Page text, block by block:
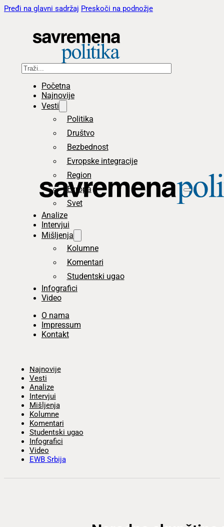
Pređi na glavni sadržaj Preskoči na podnožje
Pretraga
Početna
Najnovije
Vesti
Politika
Društvo
Bezbednost
Evropske integracije
Region
Evropa
Svet
Analize
Intervjui
Mišljenja
Kolumne
Komentari
Studentski ugao
Infografici
Video
O nama
Impressum
Kontakt
Najnovije
Vesti
Analize
Intervjui
Mišljenja
Kolumne
Komentari
Studentski ugao
Infografici
Video
EWB Srbija